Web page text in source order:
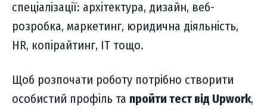
спеціалізації: архітектура, дизайн, веб-
розробка, маркетинг, юридична діяльність,
HR, копірайтинг, ІТ тощо.
Щоб розпочати роботу потрібно створити
особистий профіль та пройти тест від Upwork,